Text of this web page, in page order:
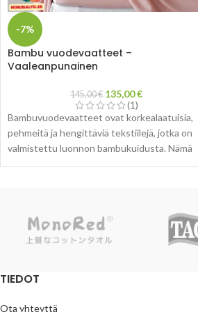
-7%
Bambu vuodevaatteet –
Vaaleanpunainen
145,00€ 135,00€
(1)
Bambuvuodevaatteet ovat korkealaatuisia,
pehmeitä ja hengittäviä tekstiilejä, jotka on
valmistettu luonnon bambukuidusta. Nämä
hikoilua ja pitää sinut puhtaana ja raikkaana
pidempään.
yleensä valmistettu ympäristöystävällisistä ja
tunnettu nopeasta kasvustaan ja vähäisestä
TIEDOT
Ota yhteyttä